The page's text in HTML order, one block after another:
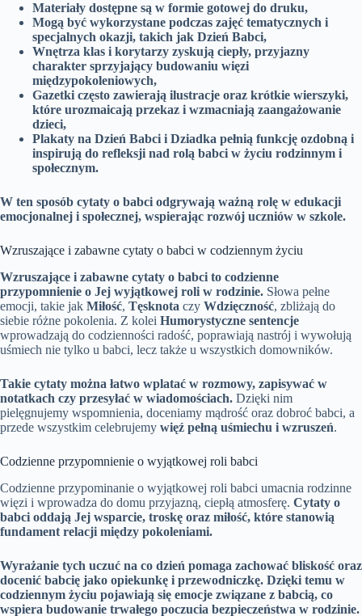
Materiały dostępne są w formie gotowej do druku,
Mogą być wykorzystane podczas zajęć tematycznych i
specjalnych okazji, takich jak Dzień Babci,
Wnętrza klas i korytarzy zyskują ciepły, przyjazny
charakter sprzyjający budowaniu więzi
międzypokoleniowych,
Gazetki często zawierają ilustracje oraz krótkie wierszyki,
które urozmaicają przekaz i wzmacniają zaangażowanie
dzieci,
Plakaty na Dzień Babci i Dziadka pełnią funkcję ozdobną i
inspirują do refleksji nad rolą babci w życiu rodzinnym i
społecznym.
W ten sposób cytaty o babci odgrywają ważną rolę w edukacji
emocjonalnej i społecznej, wspierając rozwój uczniów w szkole.
Wzruszające i zabawne cytaty o babci w codziennym życiu
Wzruszające i zabawne cytaty o babci to codzienne
przypomnienie o Jej wyjątkowej roli w rodzinie. Słowa pełne
emocji, takie jak Miłość, Tęsknota czy Wdzięczność, zbliżają do
siebie różne pokolenia. Z kolei Humorystyczne sentencje
wprowadzają do codzienności radość, poprawiają nastrój i wywołują
uśmiech nie tylko u babci, lecz także u wszystkich domowników.
Takie cytaty można łatwo wplatać w rozmowy, zapisywać w
notatkach czy przesyłać w wiadomościach. Dzięki nim
pielęgnujemy wspomnienia, doceniamy mądrość oraz dobroć babci, a
przede wszystkim celebrujemy więź pełną uśmiechu i wzruszeń.
Codzienne przypomnienie o wyjątkowej roli babci
Codzienne przypominanie o wyjątkowej roli babci umacnia rodzinne
więzi i wprowadza do domu przyjazną, ciepłą atmosferę. Cytaty o
babci oddają Jej wsparcie, troskę oraz miłość, które stanowią
fundament relacji między pokoleniami.
Wyrażanie tych uczuć na co dzień pomaga zachować bliskość oraz
docenić babcię jako opiekunkę i przewodniczkę. Dzięki temu w
codziennym życiu pojawiają się emocje związane z babcią, co
wspiera budowanie trwałego poczucia bezpieczeństwa w rodzinie.